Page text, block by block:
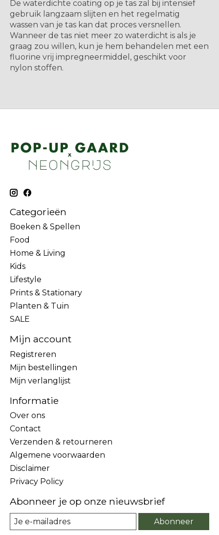
De waterdichte coating op je tas zal bij intensief
gebruik langzaam slijten en het regelmatig
wassen van je tas kan dat proces versnellen.
Wanneer de tas niet meer zo waterdicht is als je
graag zou willen, kun je hem behandelen met een
fluorine vrij impregneermiddel, geschikt voor
nylon stoffen.
Categorieën
Boeken & Spellen
Food
Home & Living
Kids
Lifestyle
Prints & Stationary
Planten & Tuin
SALE
Mijn account
Registreren
Mijn bestellingen
Mijn verlanglijst
Informatie
Over ons
Contact
Verzenden & retourneren
Algemene voorwaarden
Disclaimer
Privacy Policy
Abonneer je op onze nieuwsbrief
Abonneer